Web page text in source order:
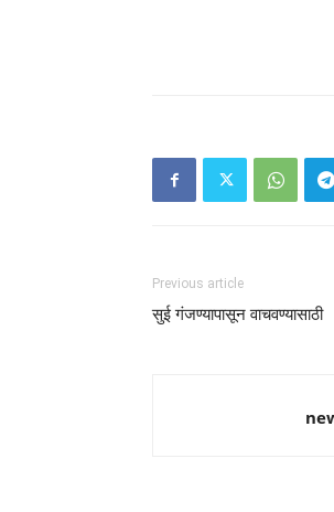
Previous article
सुई गंजण्यापासून वाचवण्यासाठी